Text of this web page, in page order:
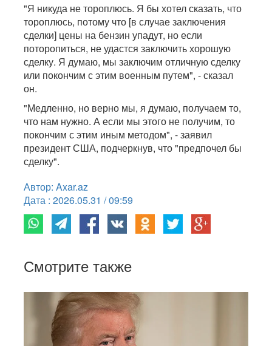
"Я никуда не тороплюсь. Я бы хотел сказать, что
тороплюсь, потому что [в случае заключения
сделки] цены на бензин упадут, но если
поторопиться, не удастся заключить хорошую
сделку. Я думаю, мы заключим отличную сделку
или покончим с этим военным путем", - сказал
он.
"Медленно, но верно мы, я думаю, получаем то,
что нам нужно. А если мы этого не получим, то
покончим с этим иным методом", - заявил
президент США, подчеркнув, что "предпочел бы
сделку".
Автор: Axar.az
Дата : 2026.05.31 / 09:59
Смотрите также